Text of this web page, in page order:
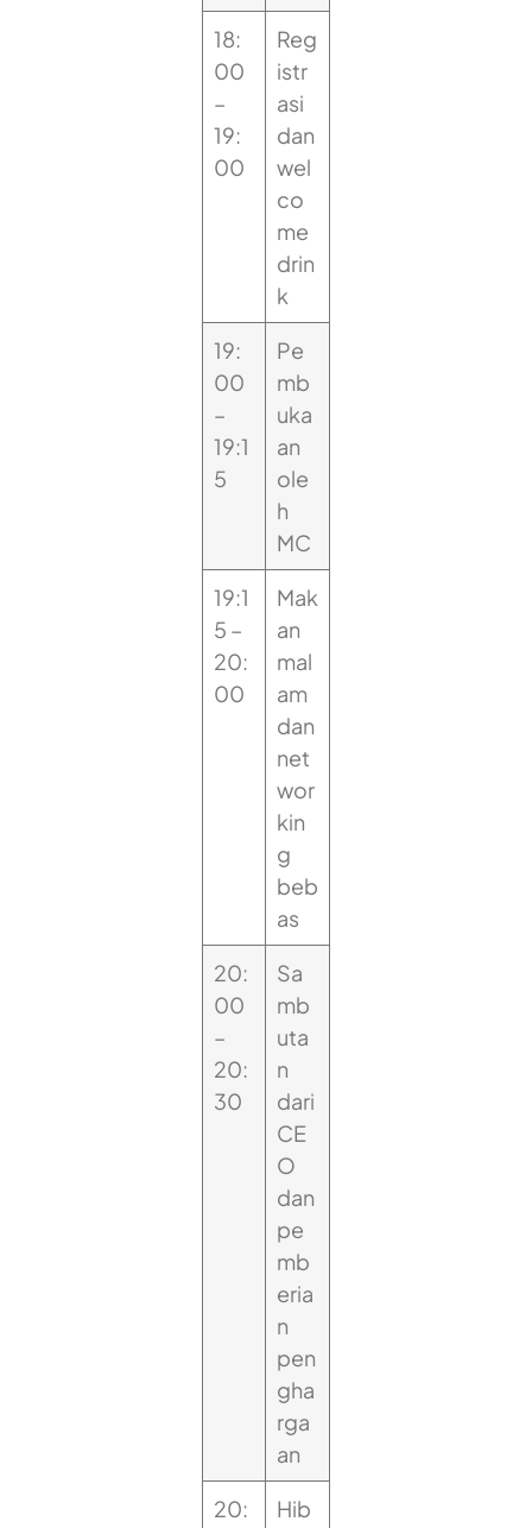
18:
00
–
19:
00
Reg
istr
asi
dan
wel
co
me
drin
k
19:
00
–
19:1
5
Pe
mb
uka
an
ole
h
MC
19:1
5 –
20:
00
Mak
an
mal
am
dan
net
wor
kin
g
beb
as
20:
00
–
20:
30
Sa
mb
uta
n
dari
CE
O
dan
pe
mb
eria
n
pen
gha
rga
an
20:
Hib